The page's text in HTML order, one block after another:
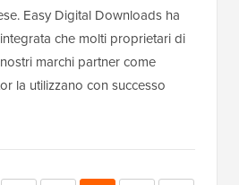
Easy Digital Downloads ha
che molti proprietari di
marchi partner come
la utilizzano con successo